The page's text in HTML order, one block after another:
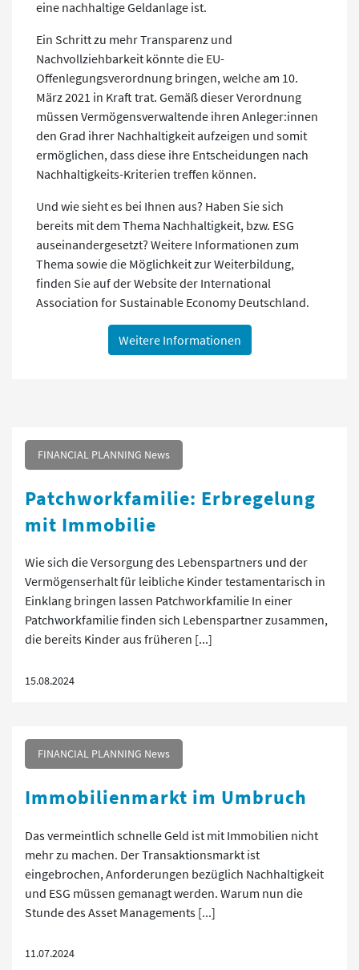
eine nachhaltige Geldanlage ist.
Ein Schritt zu mehr Transparenz und
Nachvollziehbarkeit könnte die EU-
Offenlegungsverordnung bringen, welche am 10.
März 2021 in Kraft trat. Gemäß dieser Verordnung
müssen Vermögensverwaltende ihren Anleger:innen
den Grad ihrer Nachhaltigkeit aufzeigen und somit
ermöglichen, dass diese ihre Entscheidungen nach
Nachhaltigkeits-Kriterien treffen können.
Und wie sieht es bei Ihnen aus? Haben Sie sich
bereits mit dem Thema Nachhaltigkeit, bzw. ESG
auseinandergesetzt? Weitere Informationen zum
Thema sowie die Möglichkeit zur Weiterbildung,
finden Sie auf der Website der International
Association for Sustainable Economy Deutschland.
Weitere Informationen
FINANCIAL PLANNING News
Patchworkfamilie: Erbregelung
mit Immobilie
Wie sich die Versorgung des Lebenspartners und der
Vermögenserhalt für leibliche Kinder testamentarisch in
Einklang bringen lassen Patchworkfamilie In einer
Patchworkfamilie finden sich Lebenspartner zusammen,
die bereits Kinder aus früheren [...]
15.08.2024
FINANCIAL PLANNING News
Immobilienmarkt im Umbruch
Das vermeintlich schnelle Geld ist mit Immobilien nicht
mehr zu machen. Der Transaktionsmarkt ist
eingebrochen, Anforderungen bezüglich Nachhaltigkeit
und ESG müssen gemanagt werden. Warum nun die
Stunde des Asset Managements [...]
11.07.2024